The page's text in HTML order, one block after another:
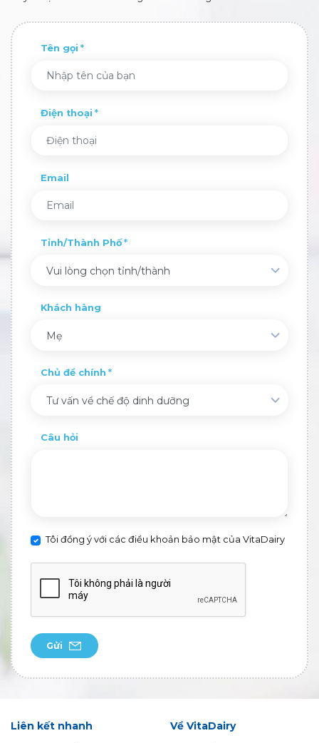
Tên gọi
Điện thoại
Email
Tỉnh/Thành Phố
Vui lòng chọn tỉnh/thành
Khách hàng
Mẹ
Chủ đề chính
Tư vấn về chế độ dinh dưỡng
Câu hỏi
Tôi đồng ý với các điều khoản bảo mật của VitaDairy
Gửi
Liên kết nhanh Về VitaDairy